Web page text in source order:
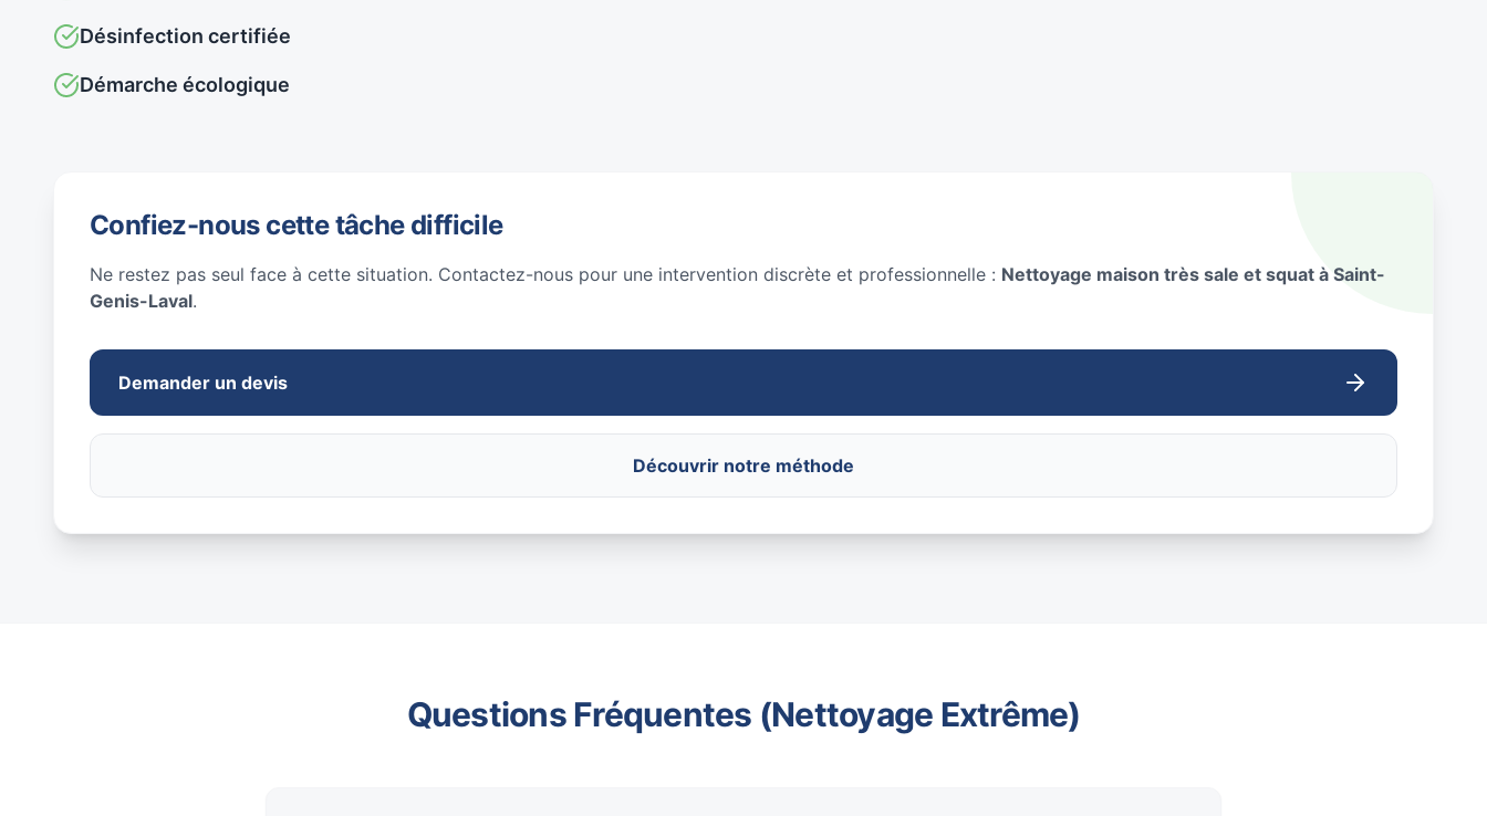
Désinfection certifiée
Démarche écologique
Confiez-nous cette tâche difficile
Ne restez pas seul face à cette situation. Contactez-nous pour une intervention discrète et professionnelle : Nettoyage maison très sale et squat à Saint-
Genis-Laval.
Demander un devis
Découvrir notre méthode
Questions Fréquentes (Nettoyage Extrême)